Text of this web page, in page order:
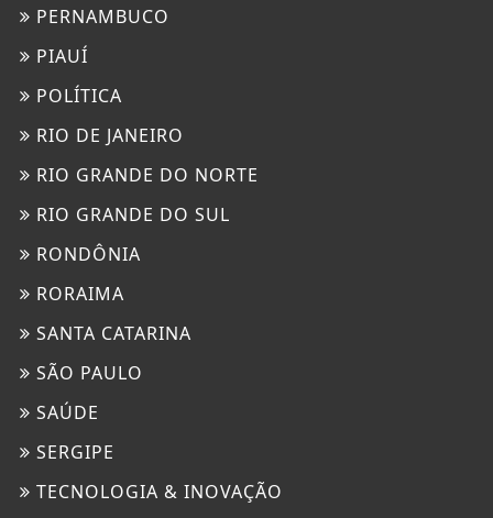
PERNAMBUCO
PIAUÍ
POLÍTICA
RIO DE JANEIRO
RIO GRANDE DO NORTE
RIO GRANDE DO SUL
RONDÔNIA
RORAIMA
SANTA CATARINA
SÃO PAULO
SAÚDE
SERGIPE
TECNOLOGIA & INOVAÇÃO